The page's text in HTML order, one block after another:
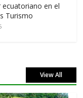
en el
Turismo
View All